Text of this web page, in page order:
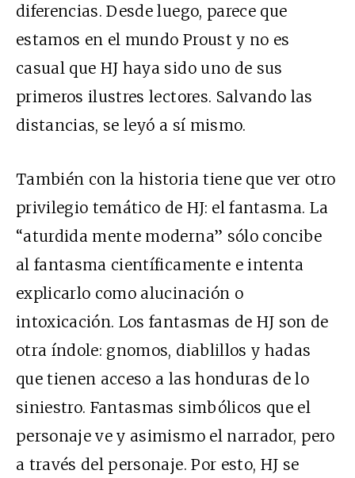
diferencias. Desde luego, parece que
estamos en el mundo Proust y no es
casual que HJ haya sido uno de sus
primeros ilustres lectores. Salvando las
distancias, se leyó a sí mismo.
También con la historia tiene que ver otro
privilegio temático de HJ: el fantasma. La
“aturdida mente moderna” sólo concibe
al fantasma científicamente e intenta
explicarlo como alucinación o
intoxicación. Los fantasmas de HJ son de
otra índole: gnomos, diablillos y hadas
que tienen acceso a las honduras de lo
siniestro. Fantasmas simbólicos que el
personaje ve y asimismo el narrador, pero
a través del personaje. Por esto, HJ se